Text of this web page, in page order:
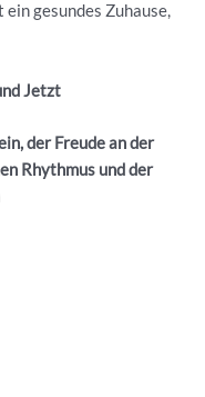
gesundes Zuhause,
Jetzt
der Freude an der
Rhythmus und der